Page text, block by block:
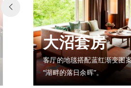
大沼套房
客厅的地毯搭配蓝红渐变图
“湖畔的落日余晖”。